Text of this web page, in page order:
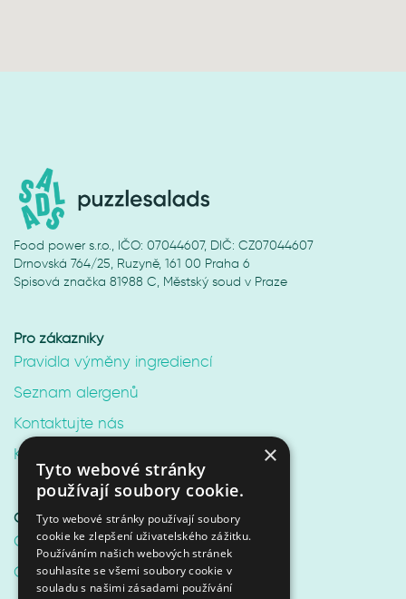
Food power s.r.o., IČO: 07044607, DIČ: CZ07044607
Drnovská 764/25, Ruzyně, 161 00 Praha 6
Spisová značka 81988 C, Městský soud v Praze
Pro zákazníky
Pravidla výměny ingrediencí
Seznam alergenů
Kontaktujte nás
Kariéra v Puzzle Salads
Online shop
Obchodní podmínky
Ochrana osobních údajů
×
Tyto webové stránky
používají soubory cookie.
Tyto webové stránky používají soubory
cookie ke zlepšení uživatelského zážitku.
Používáním našich webových stránek
souhlasíte se všemi soubory cookie v
souladu s našimi zásadami používání